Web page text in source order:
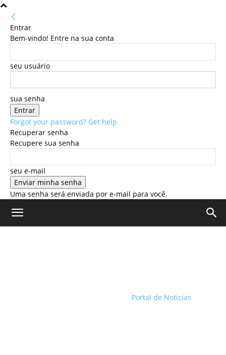
Entrar
Bem-vindo! Entre na sua conta
seu usuário
sua senha
Forgot your password? Get help
Recuperar senha
Recupere sua senha
seu e-mail
Uma senha será enviada por e-mail para você.
Portal de Notícias